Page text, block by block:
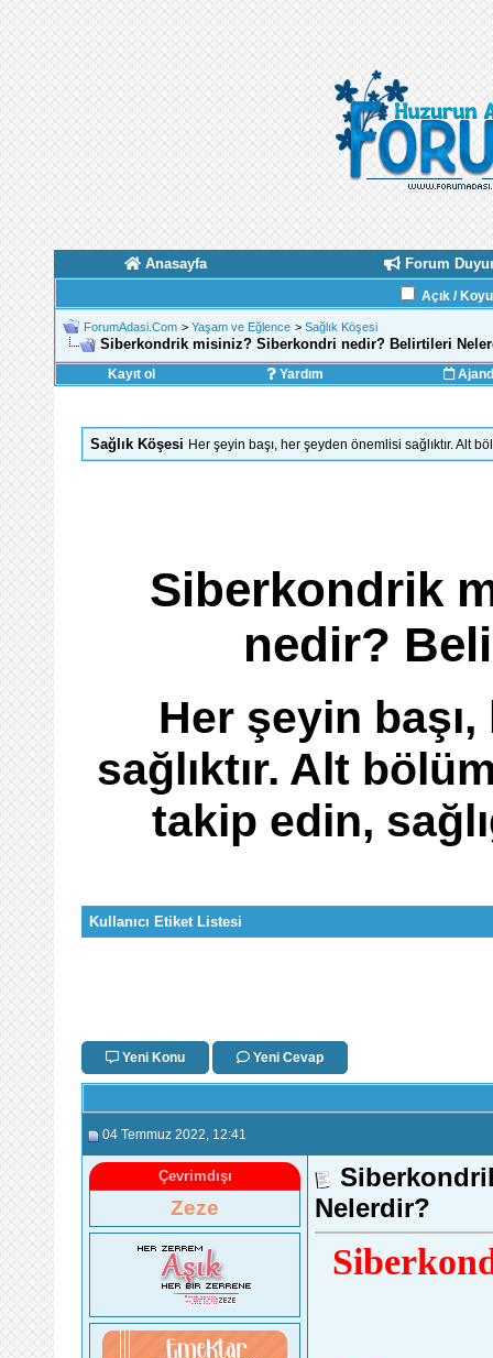
Anasayfa Forum
Açık /
ForumAdasi.Com > Yaşam ve Eğlence > Sağlık Köşesi
Siberkondrik misiniz? Siberkondri nedir? Belirtileri
Kayıt ol Yardım
Sağlık Köşesi Her şeyin başı, her şeyden önemlisi sağlıktır. Alt
Siberkondrik
nedir?
Her şeyin
sağlıktır. Alt
takip edin,
Kullanıcı Etiket Listesi
Yeni Konu Yeni Cevap
04 Temmuz 2022 , 12:41
Çevrimdışı
Zeze
Nelerdir?